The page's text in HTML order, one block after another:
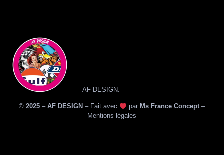
AF DESIGN.
© 2025 –AF DESIGN – Fait avec par Ms France Concept–
Mentions légales